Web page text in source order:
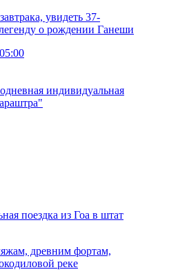
увидеть 37-
о рождении Ганеши
поездка из Гоа в штат
древним фортам,
реке